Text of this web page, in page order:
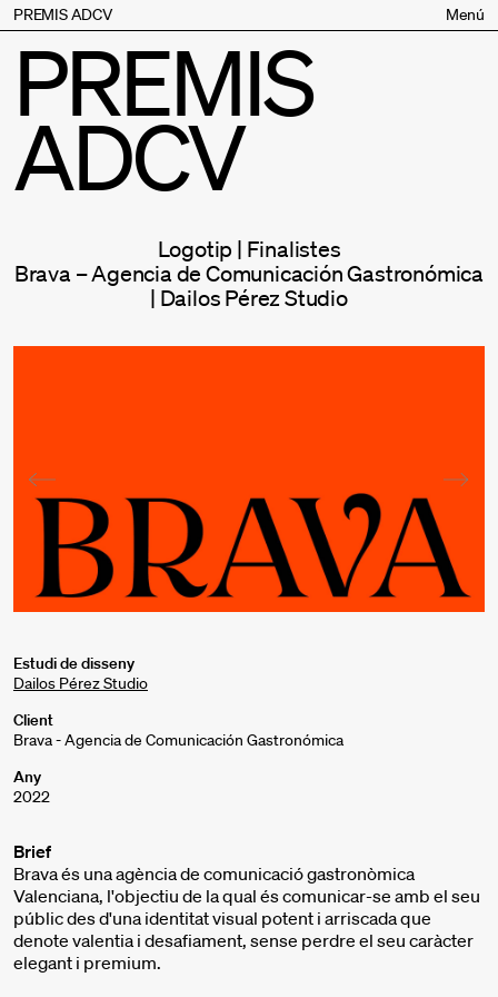
PREMIS ADCV
Bases
Jurat
Inscripció
Palmarès
Premis especials
Supporters
Contacte
Menú
PREMIS
ADCV
Logotip | Finalistes
Brava – Agencia de Comunicación Gastronómica
| Dailos Pérez Studio
Estudi de disseny
Dailos Pérez Studio
Client
Brava - Agencia de Comunicación Gastronómica
Any
2022
Brief
Brava és una agència de comunicació gastronòmica
Valenciana, l'objectiu de la qual és comunicar-se amb el seu
públic des d'una identitat visual potent i arriscada que
denote valentia i desafiament, sense perdre el seu caràcter
elegant i premium.